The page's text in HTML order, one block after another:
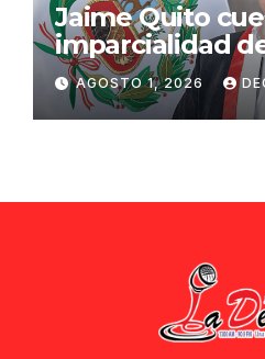
Jaime Quito
imparcialidad
Constitucional
de Ollanta
AGOSTO 1, 2026